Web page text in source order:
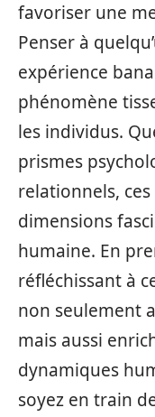
favoriser une
Penser à
expérience
phénomène
les individus.
prismes
relationnels,
dimensions
humaine. En
réfléchissant à
non seulement
mais aussi
dynamiques
soyez en train